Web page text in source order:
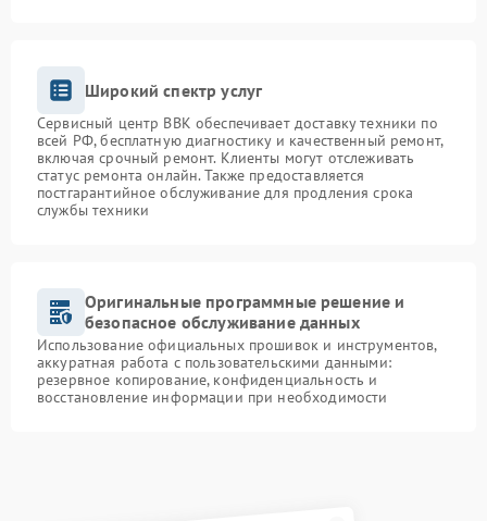
Широкий спектр услуг
Сервисный центр BBK обеспечивает доставку техники по
всей РФ, бесплатную диагностику и качественный ремонт,
включая срочный ремонт. Клиенты могут отслеживать
статус ремонта онлайн. Также предоставляется
постгарантийное обслуживание для продления срока
службы техники
Оригинальные программные решение и
безопасное обслуживание данных
Использование официальных прошивок и инструментов,
аккуратная работа с пользовательскими данными:
резервное копирование, конфиденциальность и
восстановление информации при необходимости